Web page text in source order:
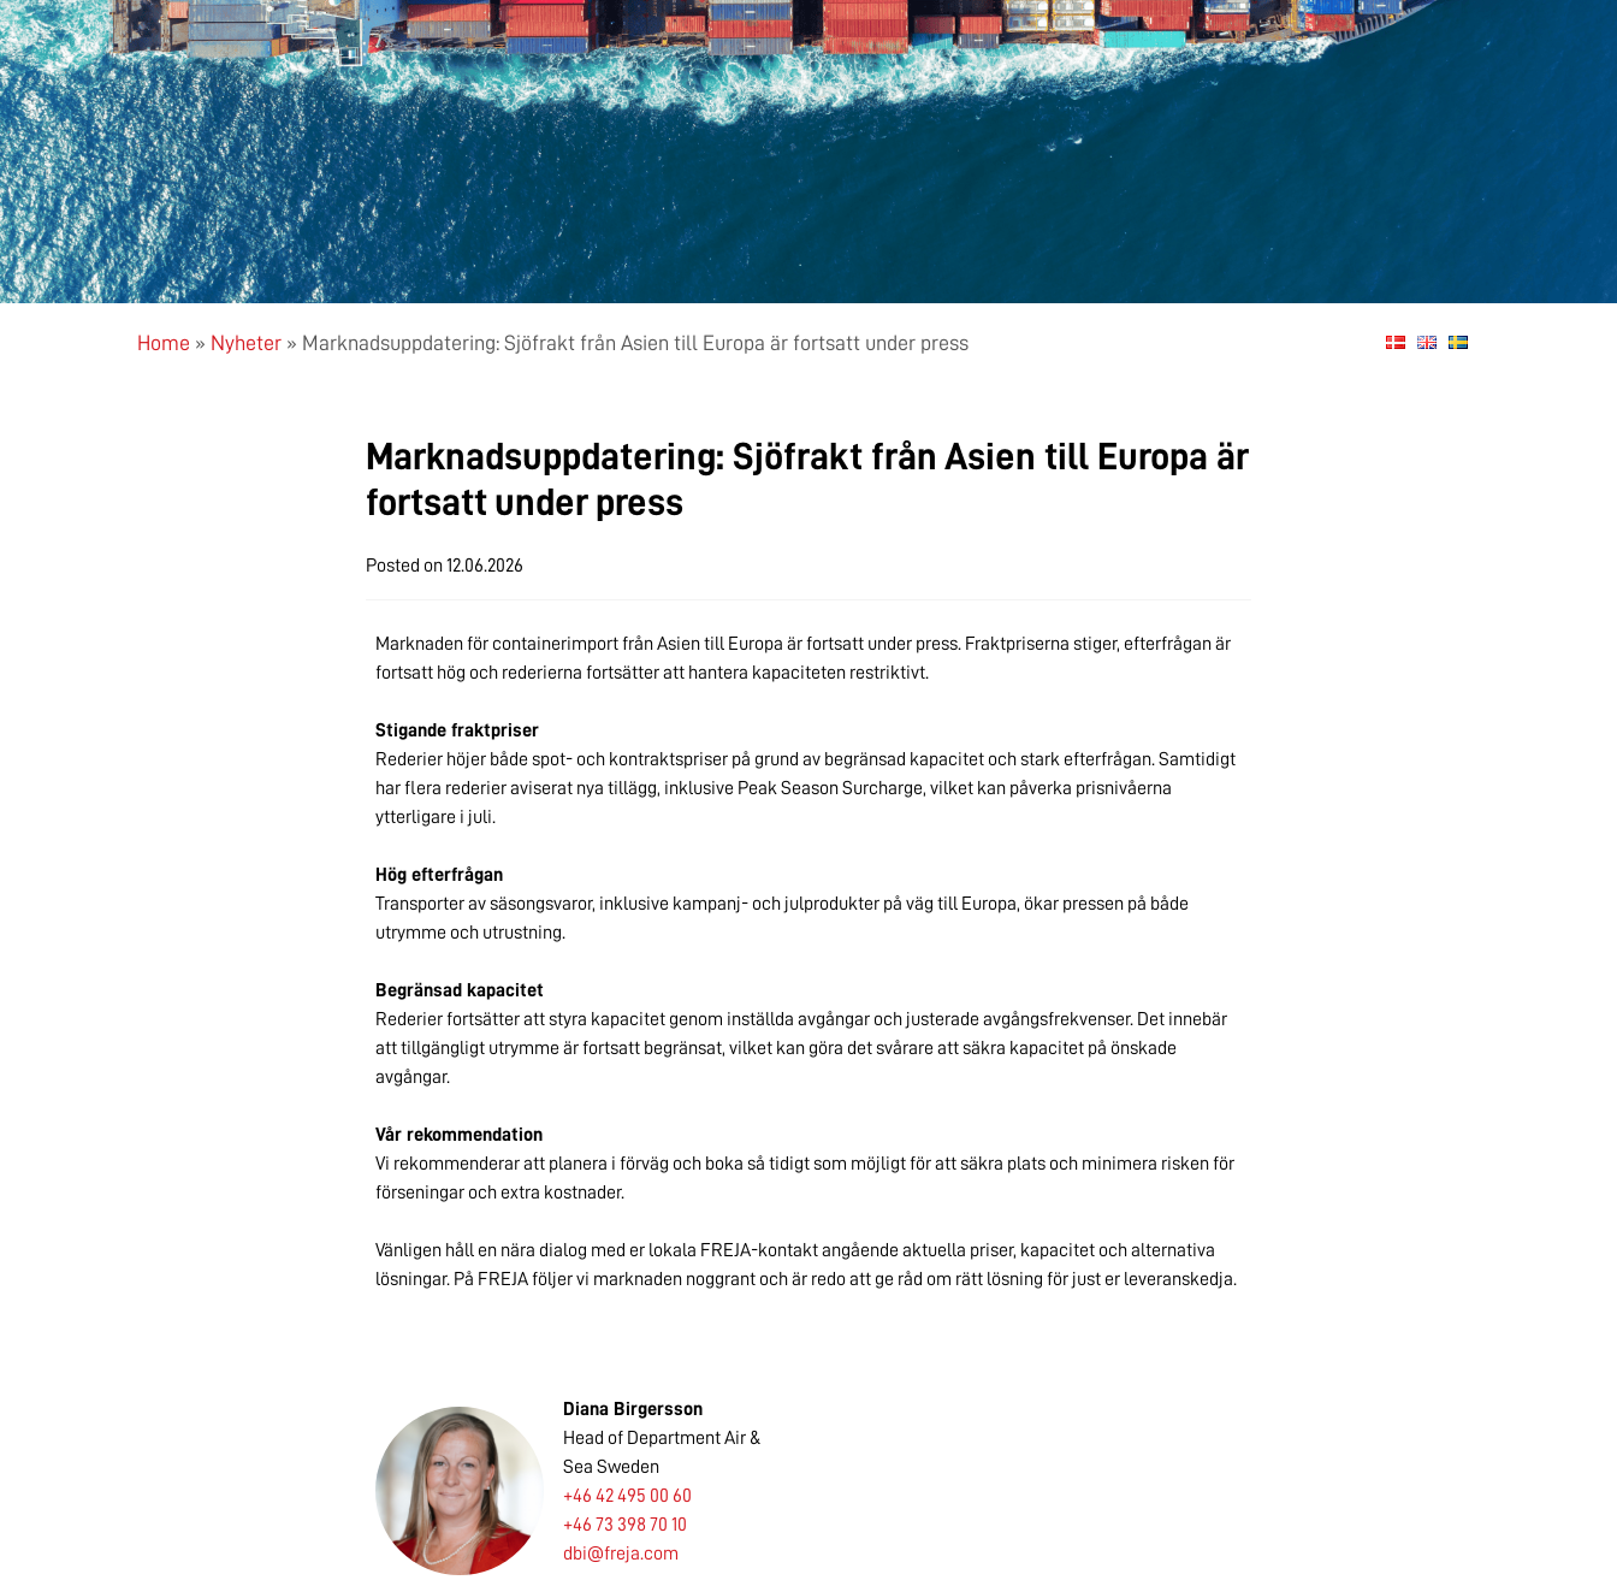
Home » Nyheter » Marknadsuppdatering: Sjöfrakt från Asien till Europa är fortsatt under press
Marknadsuppdatering: Sjöfrakt från Asien till Europa är
fortsatt under press
Posted on12.06.2026
Marknaden för containerimport från Asien till Europa är fortsatt under press. Fraktpriserna stiger, efterfrågan är
fortsatt hög och rederierna fortsätter att hantera kapaciteten restriktivt.
Stigande fraktpriser
Rederier höjer både spot- och kontraktspriser på grund av begränsad kapacitet och stark efterfrågan.Samtidigt
har flera rederier aviserat nya tillägg, inklusive Peak Season Surcharge, vilket kan påverka prisnivåerna
ytterligare i juli.
Hög efterfrågan
Transporter av säsongsvaror, inklusive kampanj- och julprodukter på väg till Europa, ökar pressen på både
utrymme och utrustning.
Begränsad kapacitet
Rederier fortsätter att styra kapacitet genom inställda avgångar och justerade avgångsfrekvenser. Det innebär
atttillgängligt utrymme är fortsatt begränsat, vilket kan göra det svårare att säkra kapacitet på önskade
avgångar.
Vår rekommendation
Vi rekommenderar att planera i förväg och boka så tidigt som möjligt för att säkra plats och minimera risken för
förseningar och extra kostnader.
Vänligen håll en nära dialog med er lokala FREJA-kontakt angående aktuella priser, kapacitet och alternativa
lösningar. På FREJA följer vi marknaden noggrant och är redo att ge råd om rätt lösning för just er leveranskedja.
Diana Birgersson
Head of Department Air &
Sea Sweden
+46 42 495 00 60
+46 73 398 70 10
dbi@freja.com